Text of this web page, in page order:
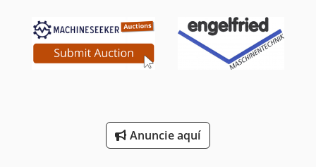
Anuncie aquí